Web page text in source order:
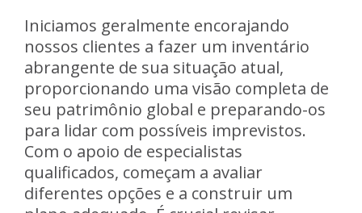
Iniciamos geralmente encorajando
nossos clientes a fazer um inventário
abrangente de sua situação atual,
proporcionando uma visão completa de
seu patrimônio global e preparando-os
para lidar com possíveis imprevistos.
Com o apoio de especialistas
qualificados, começam a avaliar
diferentes opções e a construir um